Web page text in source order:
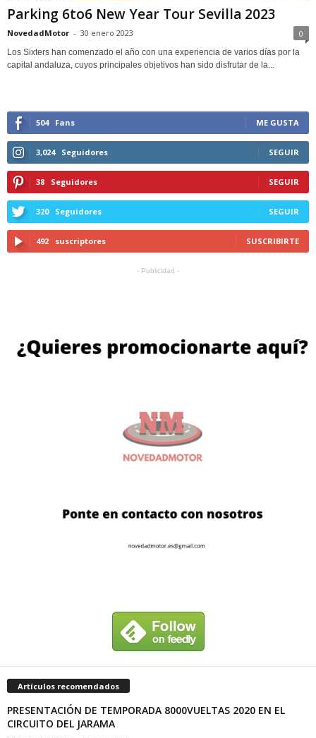
Parking 6to6 New Year Tour Sevilla 2023
NovedadMotor - 30 enero 2023 0
Los Sixters han comenzado el año con una experiencia de varios días por la
capital andaluza, cuyos principales objetivos han sido disfrutar de la...
504 Fans ME GUSTA
3,024 Seguidores SEGUIR
38 Seguidores SEGUIR
320 Seguidores SEGUIR
492 suscriptores SUSCRIBIRTE
- Publicidad -
Artículos recomendados
PRESENTACIÓN DE TEMPORADA 8000VUELTAS 2020 EN EL
CIRCUITO DEL JARAMA